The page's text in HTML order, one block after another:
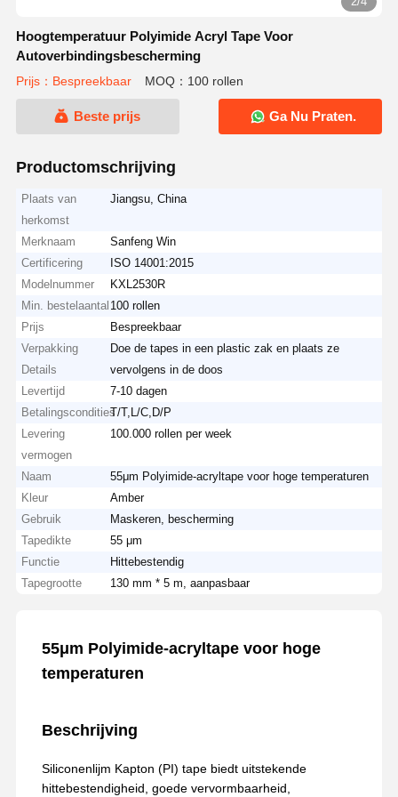
Hoogtemperatuur Polyimide Acryl Tape Voor
Autoverbindingsbescherming
Prijs：Bespreekbaar MOQ：100 rollen
Beste prijs Ga Nu Praten.
Productomschrijving
Plaats van
herkomst
Jiangsu, China
Merknaam
Sanfeng Win
Certificering
ISO 14001:2015
Modelnummer
KXL2530R
Min. bestelaantal 100 rollen
Prijs
Bespreekbaar
Verpakking
Details
Doe de tapes in een plastic zak en plaats ze
vervolgens in de doos
Levertijd
7-10 dagen
BetalingsconditiesT/T,L/C,D/P
Levering
vermogen
100.000 rollen per week
Naam
55μm Polyimide-acryltape voor hoge temperaturen
Kleur
Amber
Gebruik
Maskeren, bescherming
Tapedikte
55 μm
Functie
Hittebestendig
Tapegrootte
130 mm * 5 m, aanpasbaar
55μm Polyimide-acryltape voor hoge
temperaturen
Beschrijving
Siliconenlijm Kapton (PI) tape biedt uitstekende
hittebestendigheid, goede vervormbaarheid,